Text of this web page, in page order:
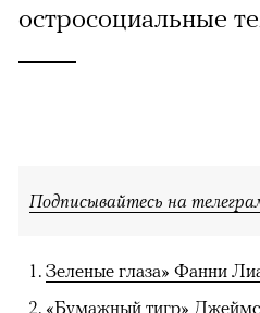
остросоциальные
Подписывайтесь на
Зеленые глаза» Фанни
«Бумажный тигр»